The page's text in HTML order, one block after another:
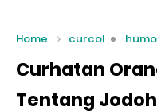
Home curcol
Curhatan
Tentang Jodoh